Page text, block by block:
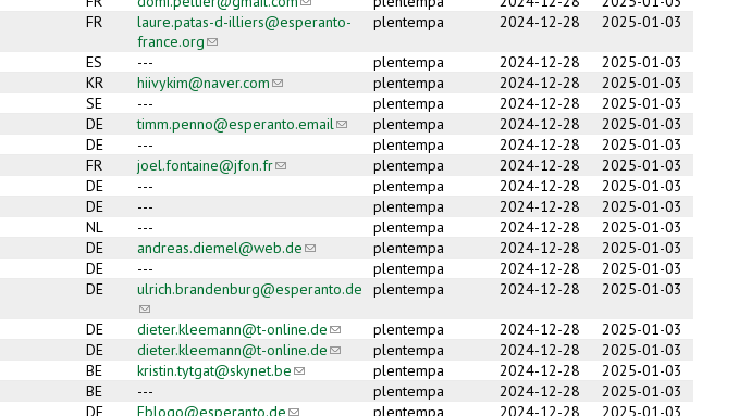
FR
laure.patas-d-illiers@esperanto-
france.org(link sends e-mail)
plentempa 2024-12-28 2025-01-03
ES --- plentempa 2024-12-28
2025-01-03
KR hiivykim@naver.com(link sends e-mail)plentempa 2024-12-28
2025-01-03
SE --- plentempa 2024-12-28
2025-01-03
DE timm.penno@esperanto.email(link sends e-mail)
plentempa 2024-12-28
2025-01-03
DE --- plentempa 2024-12-28
2025-01-03
FR joel.fontaine@jfon.fr(link sends e-mail)plentempa 2024-12-28
2025-01-03
DE --- plentempa 2024-12-28
2025-01-03
DE --- plentempa 2024-12-28
2025-01-03
NL --- plentempa 2024-12-28
2025-01-03
DE andreas.diemel@web.de(link sends e-mail)
plentempa 2024-12-28
2025-01-03
DE --- plentempa 2024-12-28
2025-01-03
DE
ulrich.brandenburg@esperanto.de
(link sends e-mail)
plentempa 2024-12-28 2025-01-03
DE dieter.kleemann@t-online.de(link sends e-mail)
plentempa 2024-12-28
2025-01-03
DE dieter.kleemann@t-online.de(link sends e-mail)
plentempa 2024-12-28
2025-01-03
BE kristin.tytgat@skynet.be(link sends e-mail)plentempa 2024-12-28
2025-01-03
BE --- plentempa 2024-12-28
2025-01-03
DE Eblogo@esperanto.de(link sends e-mail)plentempa 2024-12-28
2025-01-03